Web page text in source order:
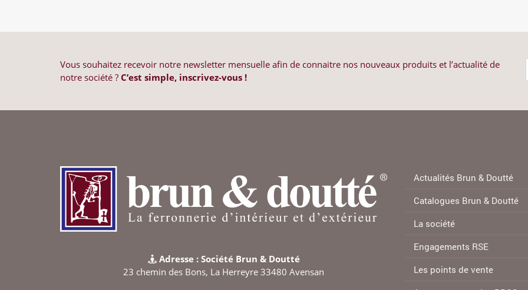
Vous souhaitez recevoir notre newsletter mensuelle afin de connaitre nos nouveaux produits et l’actualité de
notre société ? C’est simple, inscrivez-vous !
Adresse : Société Brun & Doutté
23 chemin des Bons, La Herreyre 33480 Avensan
Actualités Brun & Doutté
Catalogues Brun & Doutté
La société
Engagements RSE
Les points de vente